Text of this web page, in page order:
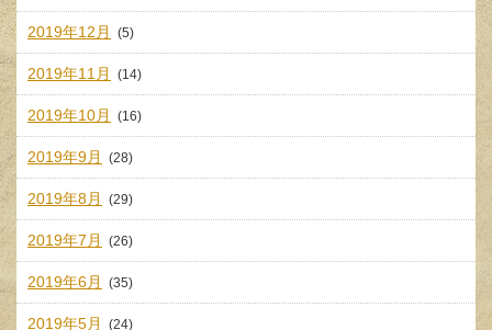
2019年12月 (5)
2019年11月 (14)
2019年10月 (16)
2019年9月 (28)
2019年8月 (29)
2019年7月 (26)
2019年6月 (35)
2019年5月 (24)